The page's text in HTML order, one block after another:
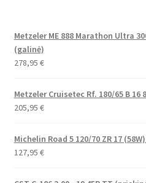
Metzeler ME 888 Marathon Ultra
(galinė)
278,95 €
Metzeler Cruisetec Rf. 180/65 B 16
205,95 €
Michelin Road 5 120/70 ZR 17
127,95 €